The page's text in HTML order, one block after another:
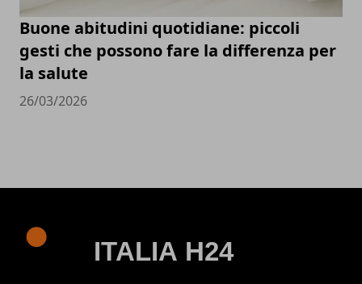
Buone abitudini quotidiane: piccoli
gesti che possono fare la differenza per
la salute
26/03/2026